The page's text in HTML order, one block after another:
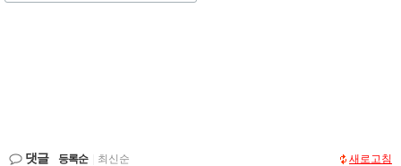
댓글 등록순 최신순 새로고침